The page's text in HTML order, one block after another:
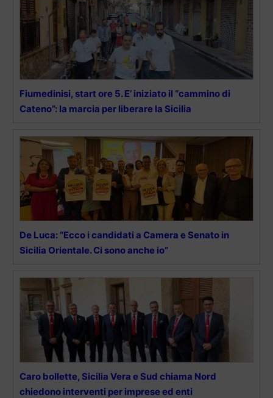
Fiumedinisi, start ore 5. E’ iniziato il “cammino di
Cateno”: la marcia per liberare la Sicilia
De Luca: “Ecco i candidati a Camera e Senato in
Sicilia Orientale. Ci sono anche io”
Caro bollette, Sicilia Vera e Sud chiama Nord
chiedono interventi per imprese ed enti